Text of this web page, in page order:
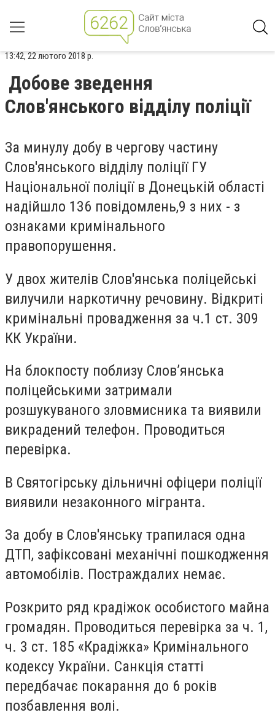
13:42, 22 лютого 2018 р.
Добове зведення
Слов'янського відділу поліції
За минулу добу в чергову частину
Слов'янського відділу поліції ГУ
Національної поліції в Донецькій області
надійшло 136 повідомлень,9 з них - з
ознаками кримінального
правопорушення.
У двох жителів Слов'янська поліцейські
вилучили наркотичну речовину. Відкриті
кримінальні провадження за ч.1 ст. 309
КК України.
На блокпосту поблизу Слов’янська
поліцейськими затримали
розшукуваного зловмисника та виявили
викрадений телефон. Проводиться
перевірка.
В Святогірську дільничні офіцери поліції
виявили незаконного мігранта.
За добу в Слов'янську трапилася одна
ДТП, зафіксовані механічні пошкодження
автомобілів. Постраждалих немає.
Розкрито ряд крадіжок особистого майна
громадян. Проводиться перевірка за ч. 1,
ч. 3 ст. 185 «Крадіжка» Кримінального
кодексу України. Санкція статті
передбачає покарання до 6 років
позбавлення волі.